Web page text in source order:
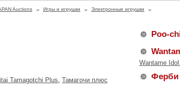
Auctions → Игры и игрушки → Электронные игрушки →
Poo-
Wantame
Tamagotchi Plus, Тамагочи плюс
Ферби